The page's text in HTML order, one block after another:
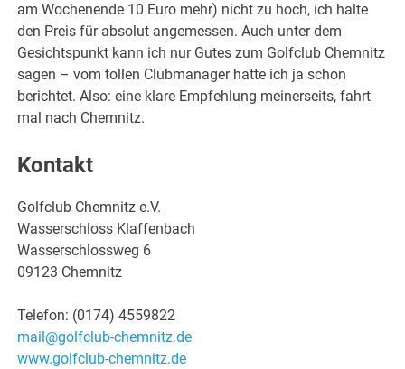
am Wochenende 10 Euro mehr) nicht zu hoch, ich halte
den Preis für absolut angemessen. Auch unter dem
Gesichtspunkt kann ich nur Gutes zum Golfclub Chemnitz
sagen – vom tollen Clubmanager hatte ich ja schon
berichtet. Also: eine klare Empfehlung meinerseits, fahrt
mal nach Chemnitz.
Kontakt
Golfclub Chemnitz e.V.
Wasserschloss Klaffenbach
Wasserschlossweg 6
09123 Chemnitz
Telefon: (0174) 4559822
mail@golfclub-chemnitz.de
www.golfclub-chemnitz.de